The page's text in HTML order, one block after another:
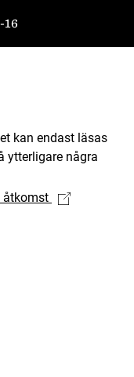
16
kan endast läsas
ytterligare några
åtkomst